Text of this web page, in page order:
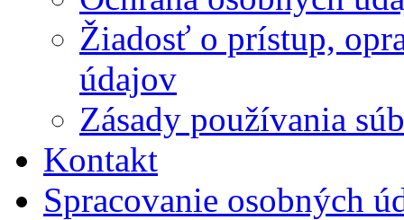
Žiadosť o prístup,
údajov
Zásady používania
Kontakt
Spracovanie osobných